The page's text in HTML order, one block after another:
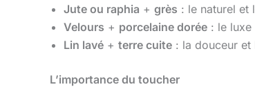
Jute ou raphia + grès : le naturel et
Velours + porcelaine dorée : le
Lin lavé + terre cuite : la douceur et
L’importance du toucher